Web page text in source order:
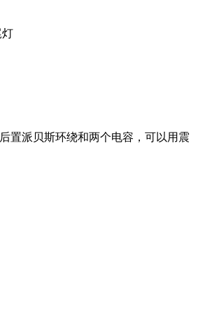
灯
置派贝斯环绕和两个电容，可以用震